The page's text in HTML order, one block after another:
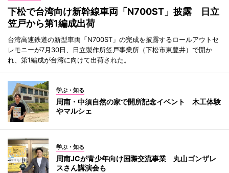
下松で台湾向け新幹線車両「N700ST」披露 日立
笠戸から第1編成出荷
台湾高速鉄道の新型車両「N700ST」の完成を披露するロールアウトセ
レモニーが7月30日、日立製作所笠戸事業所（下松市東豊井）で開か
れ、第1編成が台湾に向けて出荷された。
学ぶ・知る
周南・中須自然の家で開所記念イベント 木工体験
やマルシェ
学ぶ・知る
周南JCが青少年向け国際交流事業 丸山ゴンザレ
スさん講演会も